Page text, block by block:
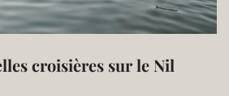
croisières sur le Nil